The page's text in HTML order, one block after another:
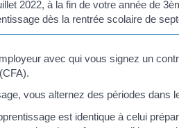
2022, à la fin de votre année de
dès la rentrée scolaire de
avec qui vous signez un
vous alternez des périodes
est identique à celui